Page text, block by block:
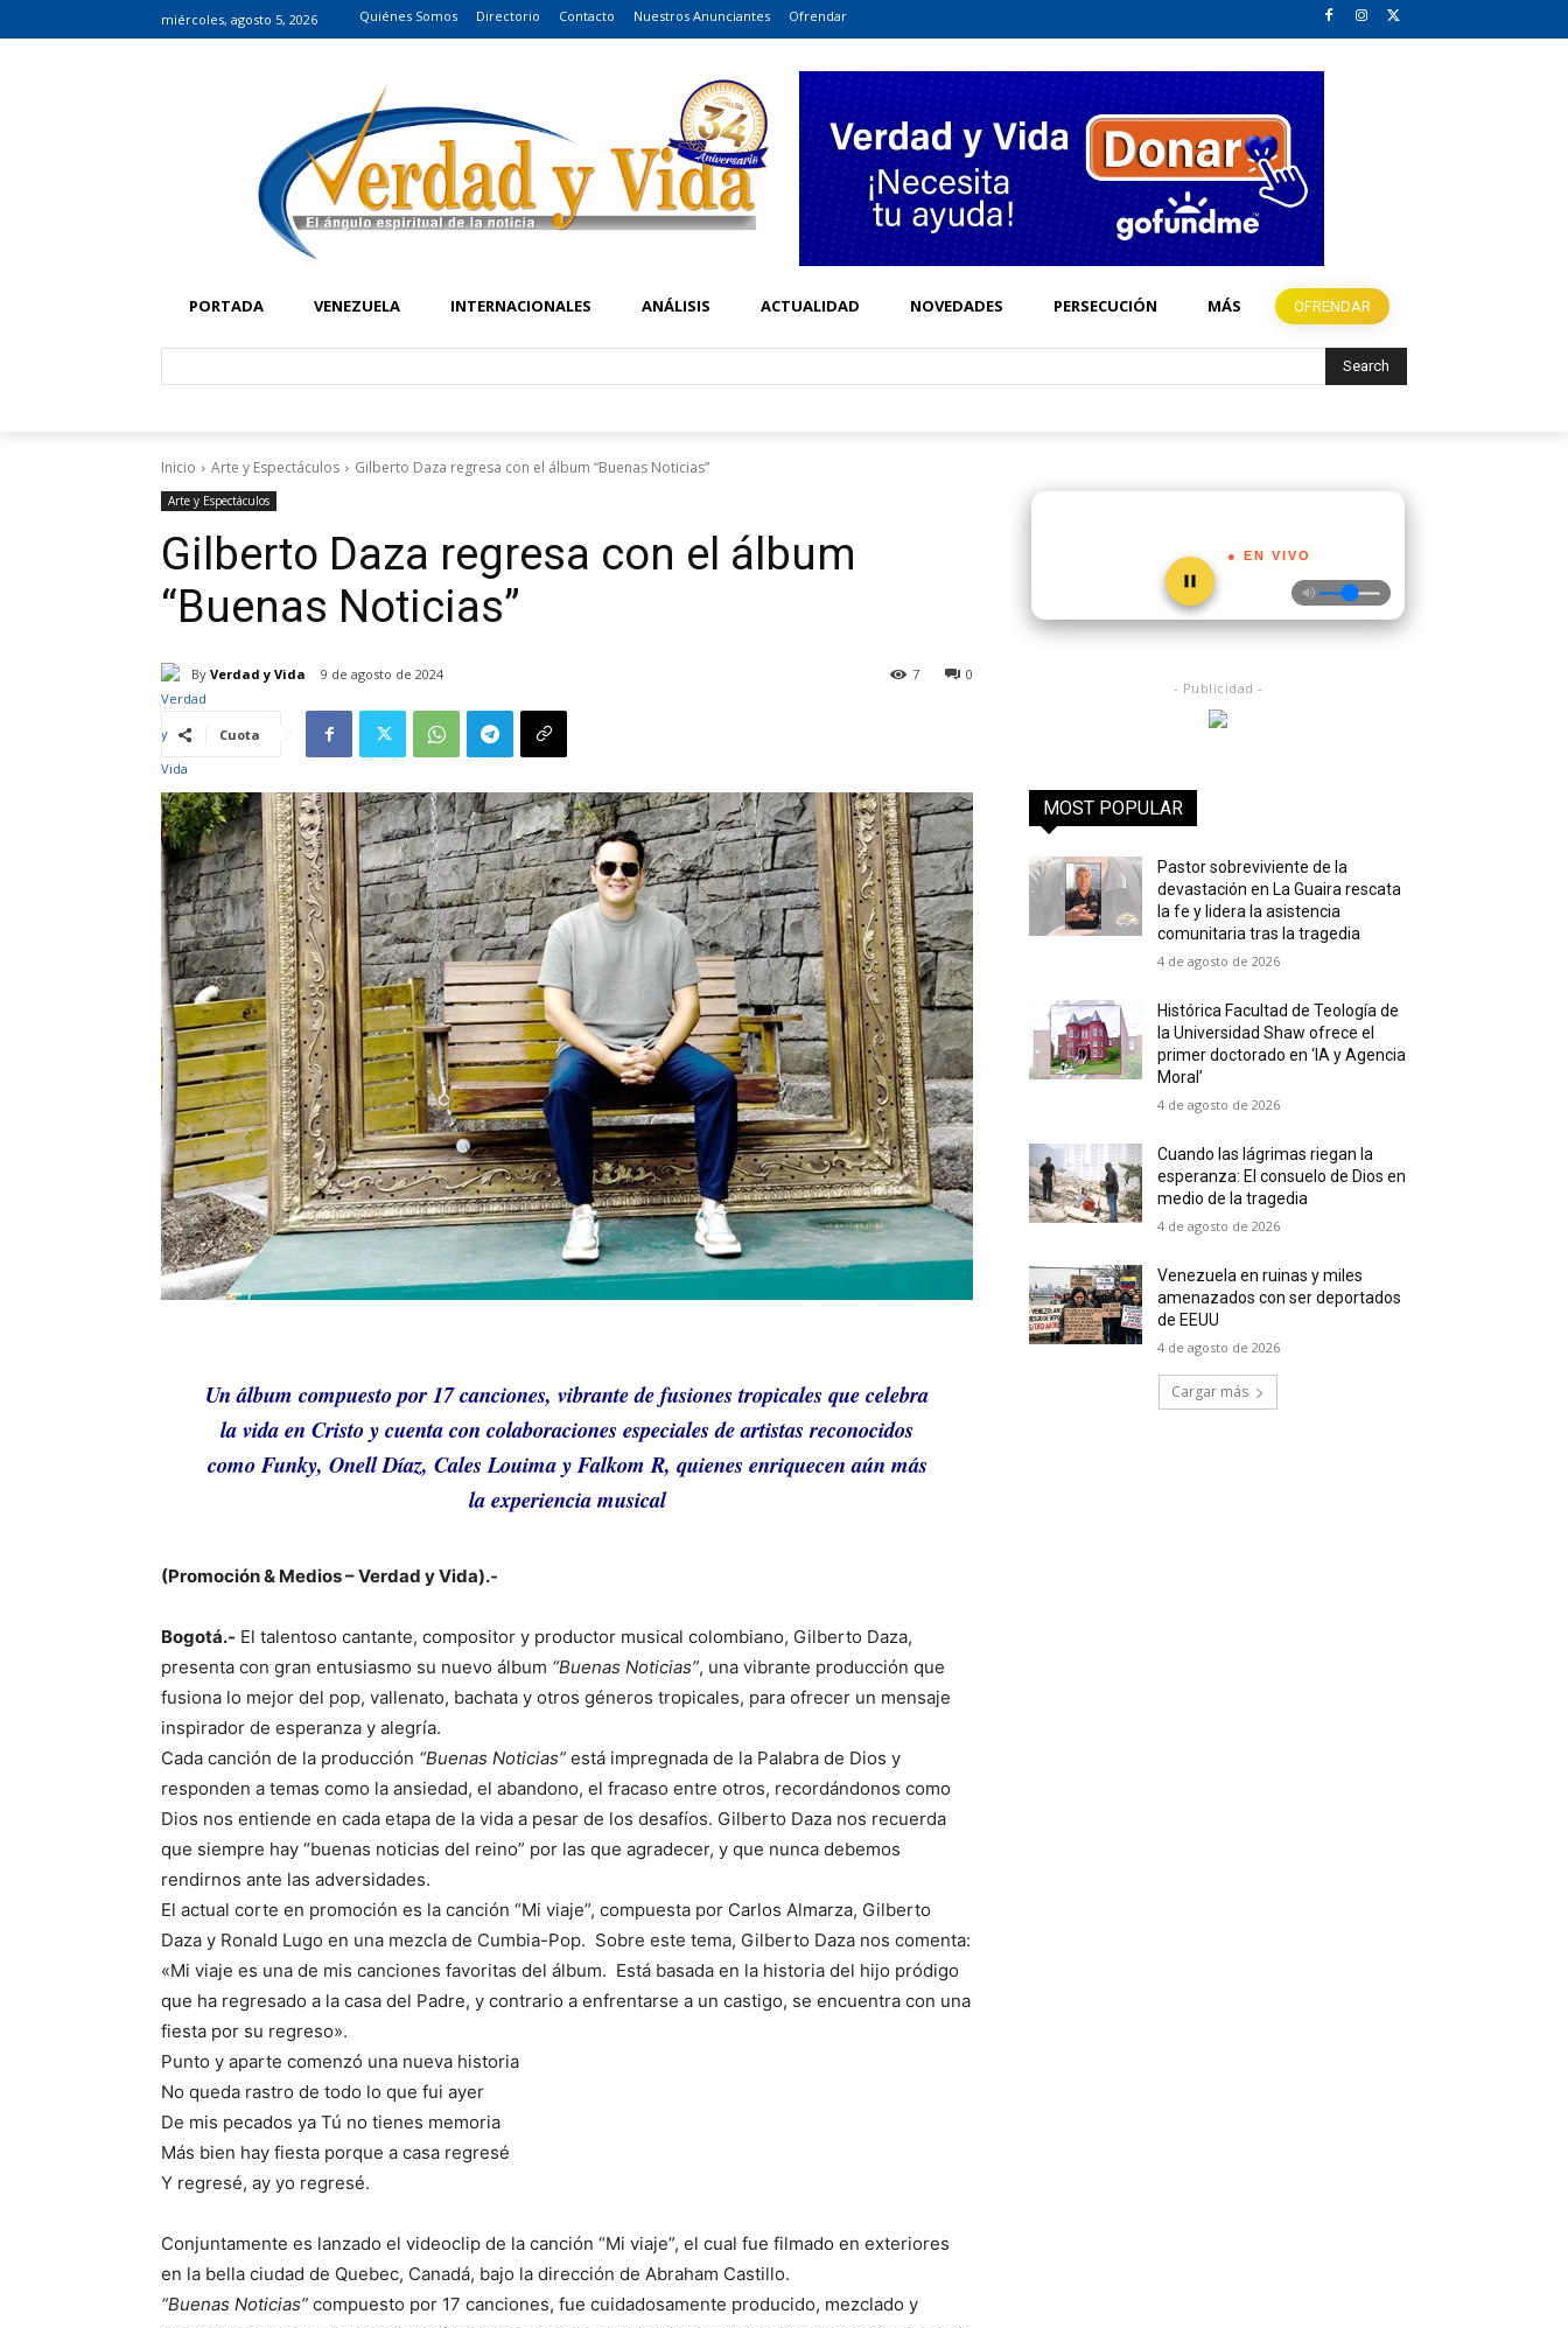
miércoles, agosto 5, 2026 Quiénes Somos Directorio Contacto Nuestros Anunciantes Ofrendar
PORTADA VENEZUELA INTERNACIONALES ANÁLISIS ACTUALIDAD NOVEDADES PERSECUCIÓN MÁS OFRENDAR
Search
Inicio Arte y Espectáculos Gilberto Daza regresa con el álbum “Buenas Noticias”
Arte y Espectáculos
Gilberto Daza regresa con el álbum
“Buenas Noticias”
By Verdad y Vida 9 de agosto de 2024 0
7
Cuota
Un álbum compuesto por 17 canciones, vibrante de fusiones tropicales que celebra
la vida en Cristo y cuenta con colaboraciones especiales de artistas reconocidos
como Funky, Onell Díaz, Cales Louima y Falkom R, quienes enriquecen aún más
la experiencia musical
(Promoción & Medios – Verdad y Vida).-
Bogotá.- El talentoso cantante, compositor y productor musical colombiano, Gilberto Daza,
presenta con gran entusiasmo su nuevo álbum “Buenas Noticias”, una vibrante producción que
fusiona lo mejor del pop, vallenato, bachata y otros géneros tropicales, para ofrecer un mensaje
inspirador de esperanza y alegría.
Cada canción de la producción “Buenas Noticias” está impregnada de la Palabra de Dios y
responden a temas como la ansiedad, el abandono, el fracaso entre otros, recordándonos como
Dios nos entiende en cada etapa de la vida a pesar de los desafíos. Gilberto Daza nos recuerda
que siempre hay “buenas noticias del reino” por las que agradecer, y que nunca debemos
rendirnos ante las adversidades.
El actual corte en promoción es la canción “Mi viaje”, compuesta por Carlos Almarza, Gilberto
Daza y Ronald Lugo en una mezcla de Cumbia-Pop. Sobre este tema, Gilberto Daza nos comenta:
«Mi viaje es una de mis canciones favoritas del álbum. Está basada en la historia del hijo pródigo
que ha regresado a la casa del Padre, y contrario a enfrentarse a un castigo, se encuentra con una
fiesta por su regreso».
Punto y aparte comenzó una nueva historia
No queda rastro de todo lo que fui ayer
De mis pecados ya Tú no tienes memoria
Más bien hay fiesta porque a casa regresé
Y regresé, ay yo regresé.
Conjuntamente es lanzado el videoclip de la canción “Mi viaje”, el cual fue filmado en exteriores
en la bella ciudad de Quebec, Canadá, bajo la dirección de Abraham Castillo.
“Buenas Noticias” compuesto por 17 canciones, fue cuidadosamente producido, mezclado y
● EN VIVO
- Publicidad -
MOST POPULAR
Pastor sobreviviente de la
devastación en La Guaira rescata
la fe y lidera la asistencia
comunitaria tras la tragedia
4 de agosto de 2026
Histórica Facultad de Teología de
la Universidad Shaw ofrece el
primer doctorado en ‘IA y Agencia
Moral’
4 de agosto de 2026
Cuando las lágrimas riegan la
esperanza: El consuelo de Dios en
medio de la tragedia
4 de agosto de 2026
Venezuela en ruinas y miles
amenazados con ser deportados
de EEUU
4 de agosto de 2026
Cargar más